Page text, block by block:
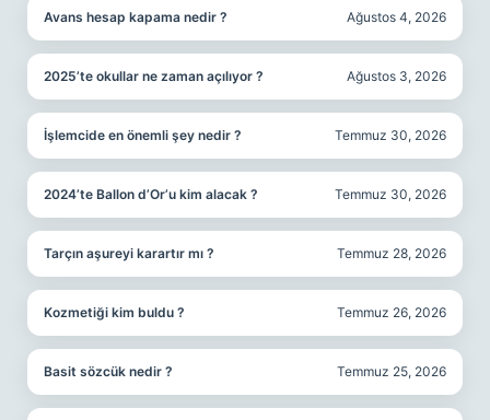
Avans hesap kapama nedir ? Ağustos 4, 2026
2025’te okullar ne zaman açılıyor ? Ağustos 3, 2026
İşlemcide en önemli şey nedir ? Temmuz 30, 2026
2024’te Ballon d’Or’u kim alacak ? Temmuz 30, 2026
Tarçın aşureyi karartır mı ? Temmuz 28, 2026
Kozmetiği kim buldu ? Temmuz 26, 2026
Basit sözcük nedir ? Temmuz 25, 2026